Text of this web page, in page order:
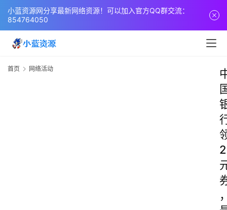
小蓝资源网分享最新网络资源！可以加入官方QQ群交流：
854764050
首页 网络活动
2